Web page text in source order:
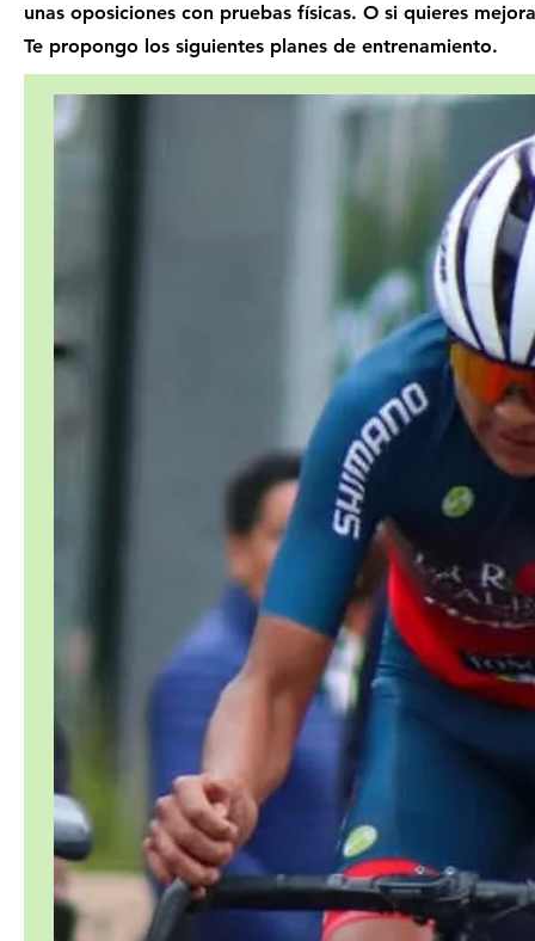
unas oposiciones con pruebas físicas. O si quieres
Te propongo los siguientes planes de entrenamiento.